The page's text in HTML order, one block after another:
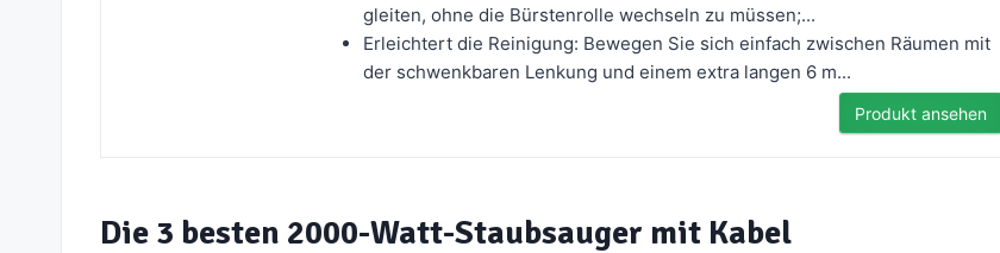
gleiten, ohne die Bürstenrolle wechseln zu müssen;...
Erleichtert die Reinigung: Bewegen Sie sich einfach zwischen Räumen mit
der schwenkbaren Lenkung und einem extra langen 6 m...
Produkt ansehen
Die 3 besten 2000-Watt-Staubsauger mit Kabel